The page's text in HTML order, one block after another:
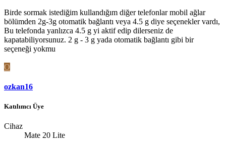
Birde sormak istediğim kullandığım diğer telefonlar mobil ağlar
bölümden 2g-3g otomatik bağlantı veya 4.5 g diye seçenekler vardı,
Bu telefonda yanlızca 4.5 g yi aktif edip dilerseniz de
kapatabiliyorsunuz. 2 g - 3 g yada otomatik bağlantı gibi bir
seçeneği yokmu
O
ozkan16
Katılımcı Üye
Cihaz
Mate 20 Lite